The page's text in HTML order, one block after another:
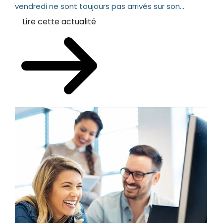
vendredi ne sont toujours pas arrivés sur son...
Lire cette actualité